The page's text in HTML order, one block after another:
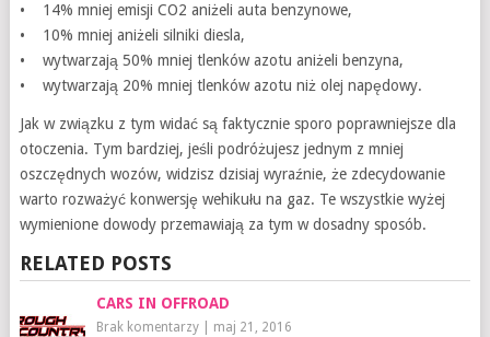
• 14% mniej emisji CO2 aniżeli auta benzynowe,
• 10% mniej aniżeli silniki diesla,
• wytwarzają 50% mniej tlenków azotu aniżeli benzyna,
• wytwarzają 20% mniej tlenków azotu niż olej napędowy.
Jak w związku z tym widać są faktycznie sporo poprawniejsze dla
otoczenia. Tym bardziej, jeśli podróżujesz jednym z mniej
oszczędnych wozów, widzisz dzisiaj wyraźnie, że zdecydowanie
warto rozważyć konwersję wehikułu na gaz. Te wszystkie wyżej
wymienione dowody przemawiają za tym w dosadny sposób.
RELATED POSTS
CARS IN OFFROAD
Brak komentarzy| maj 21, 2016